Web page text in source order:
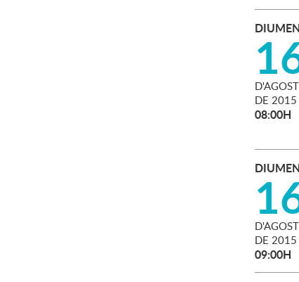
D'AGOST
DE 2015
08:00H
D'AGOST
DE 2015
09:00H